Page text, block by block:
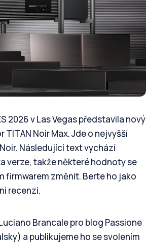
2026 v Las Vegas představila nový
TITAN Noir Max. Jde o nejvyšší
Následující text vychází
verze, takže některé hodnoty se
firmwarem změnit. Berte ho jako
recenzi.
Brancale pro blog Passione
a publikujeme ho se svolením